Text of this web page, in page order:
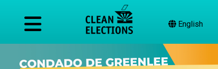
English